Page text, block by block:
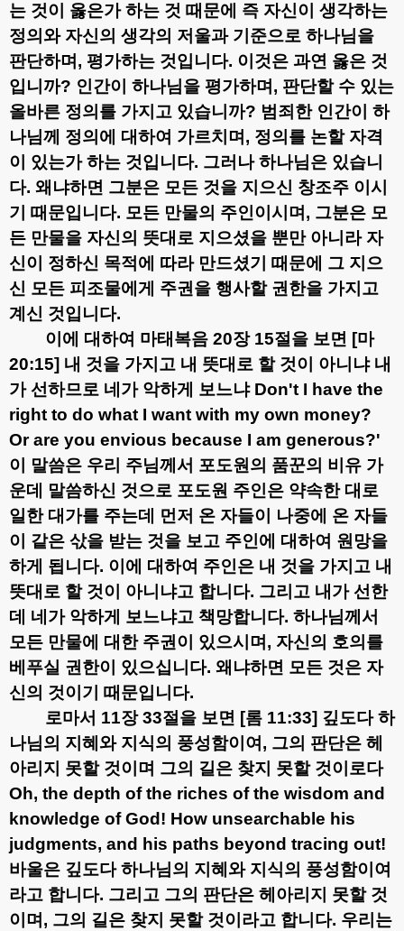
는 것이 옳은가 하는 것 때문에 즉 자신이 생각하는
정의와 자신의 생각의 저울과 기준으로 하나님을
판단하며 , 평가하는 것입니다. 이것은 과연 옳은 것
입니까? 인간이 하나님을 평가하며 , 판단할 수 있는
올바른 정의를 가지고 있습니까? 범죄한 인간이 하
나님께 정의에 대하여 가르치며 , 정의를 논할 자격
이 있는가 하는 것입니다. 그러나 하나님은 있습니
다. 왜냐하면 그분은 모든 것을 지으신 창조주 이시
기 때문입니다. 모든 만물의 주인이시며 , 그분은 모
든 만물을 자신의 뜻대로 지으셨을 뿐만 아니라 자
신이 정하신 목적에 따라 만드셨기 때문에 그 지으
신 모든 피조물에게 주권을 행사할 권한을 가지고
계신 것입니다.
이에 대하여 마태복음 20장 15절을 보면 [마
20:15] 내 것을 가지고 내 뜻대로 할 것이 아니냐 내
가 선하므로 네가 악하게 보느냐Don't I have the
right to do what I want with my own money?
Or are you envious because I am generous?'
이 말씀은 우리 주님께서 포도원의 품꾼의 비유 가
운데 말씀하신 것으로 포도원 주인은 약속한 대로
일한 대가를 주는데 먼저 온 자들이 나중에 온 자들
이 같은 삯을 받는 것을 보고 주인에 대하여 원망을
하게 됩니다. 이에 대하여 주인은 내 것을 가지고 내
뜻대로 할 것이 아니냐고 합니다. 그리고 내가 선한
데 네가 악하게 보느냐고 책망합니다. 하나님께서
모든 만물에 대한 주권이 있으시며 , 자신의 호의를
베푸실 권한이 있으십니다. 왜냐하면 모든 것은 자
신의 것이기 때문입니다.
로마서 11장33절을 보면 [롬 11:33] 깊도다 하
나님의 지혜와 지식의 풍성함이여 , 그의 판단은 헤
아리지 못할 것이며 그의 길은 찾지 못할 것이로다
Oh, the depth of the riches of the wisdom and
knowledge of God! How unsearchable his
judgments, and his paths beyond tracing out!
바울은 깊도다 하나님의 지혜와 지식의 풍성함이여
라고 합니다. 그리고 그의 판단은 헤아리지 못할 것
이며 , 그의 길은 찾지 못할 것이라고 합니다. 우리는